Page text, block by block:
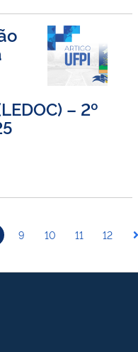
– 2º
9 10 11 12